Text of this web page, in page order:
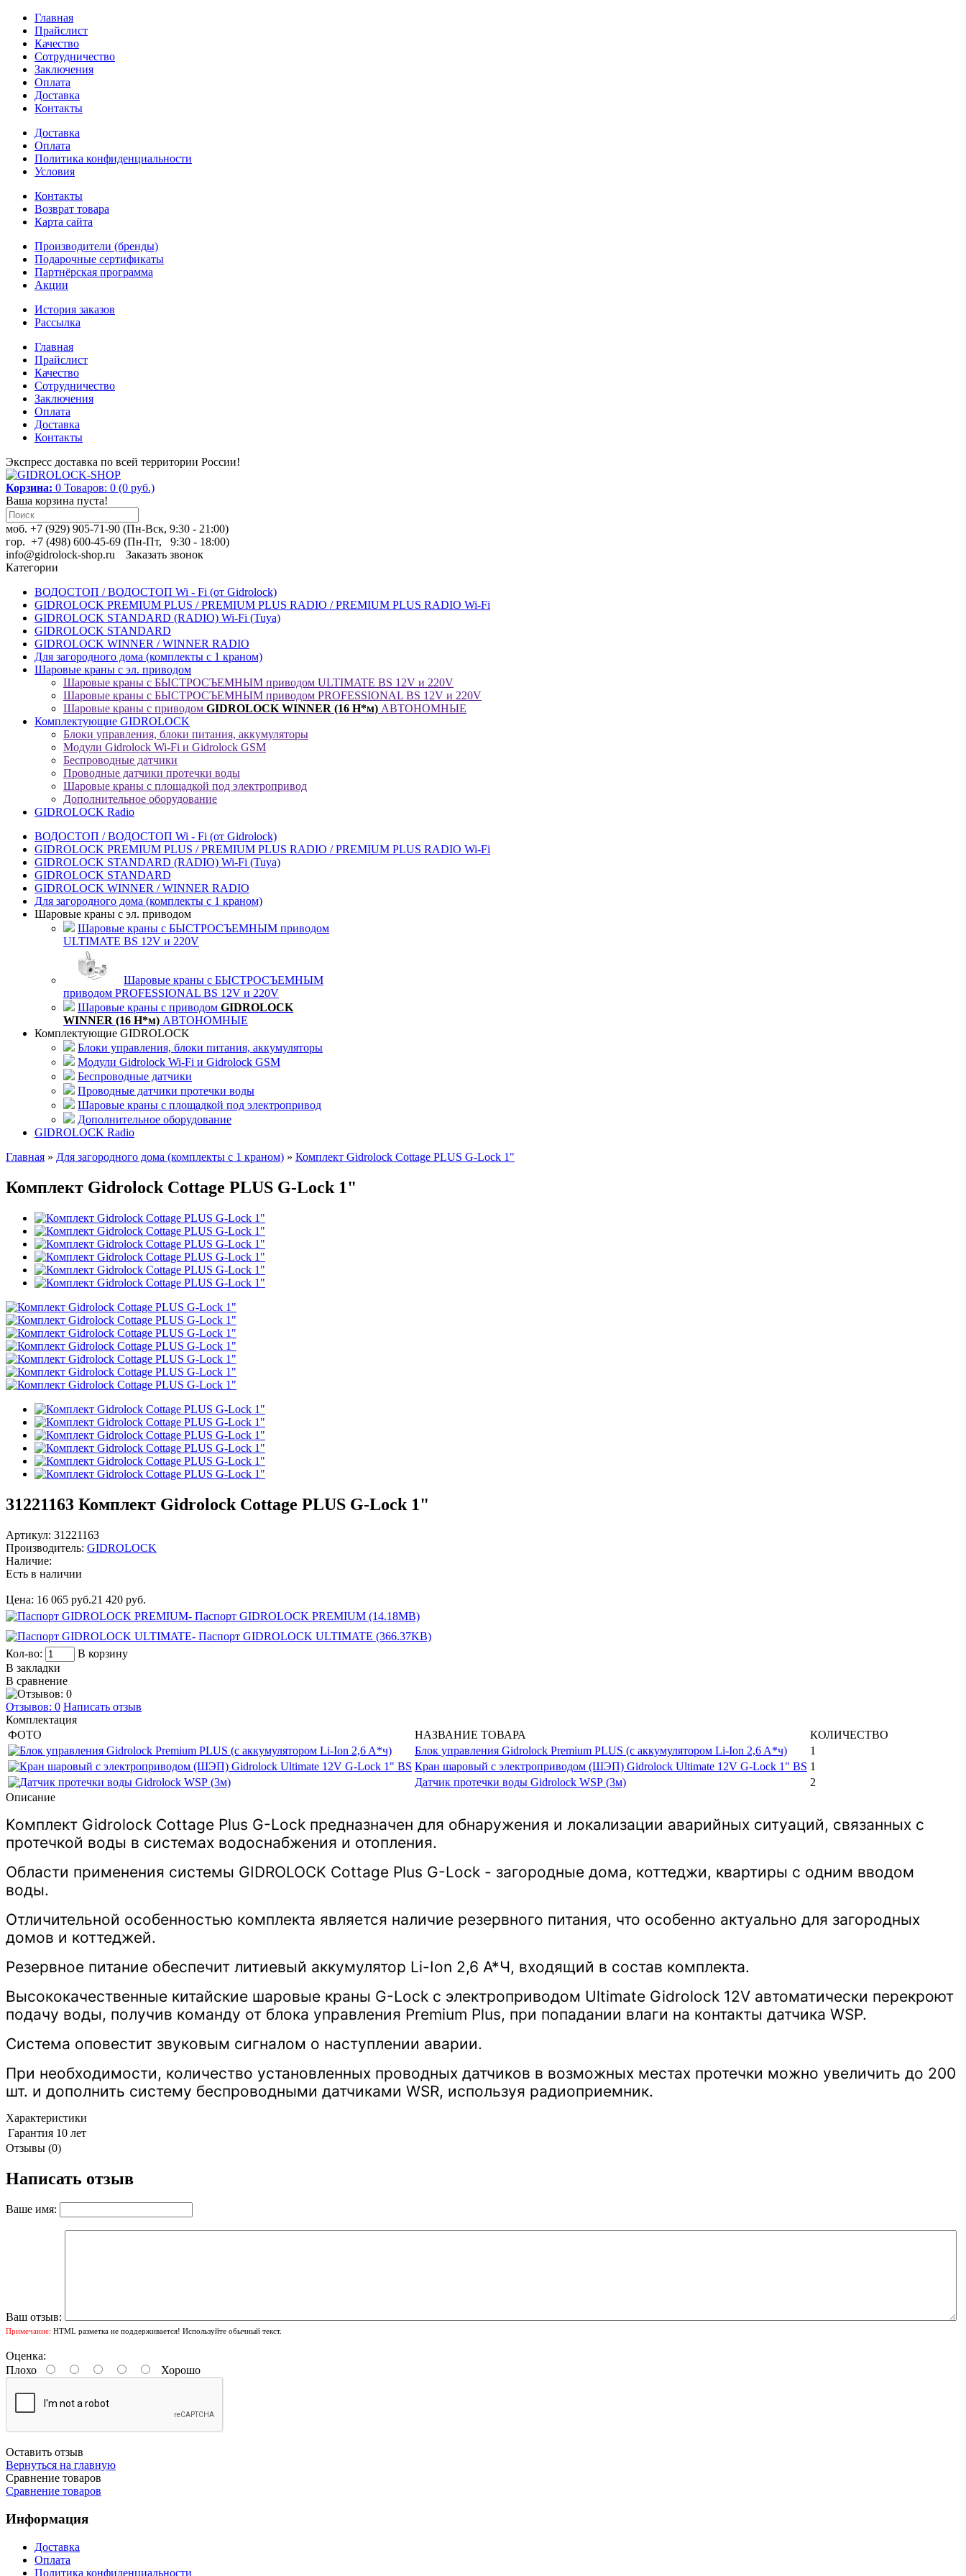
Главная
Прайслист
Качество
Сотрудничество
Заключения
Оплата
Доставка
Контакты
Доставка
Оплата
Политика конфиденциальности
Условия
Контакты
Возврат товара
Карта сайта
Производители (бренды)
Подарочные сертификаты
Партнёрская программа
Акции
История заказов
Рассылка
Главная
Прайслист
Качество
Сотрудничество
Заключения
Оплата
Доставка
Контакты
Экспресс доставка по всей территории России!
Корзина: 0 Товаров: 0 (0 руб.)
Ваша корзина пуста!
моб. +7 (929) 905-71-90 (Пн-Вск, 9:30 - 21:00)
гор. +7 (498) 600-45-69 (Пн-Пт, 9:30 - 18:00)
info@gidrolock-shop.ru
Заказать звонок
Категории
ВОДОСТОП / ВОДОСТОП Wi - Fi (от Gidrolock)
GIDROLOCK PREMIUM PLUS / PREMIUM PLUS RADIO / PREMIUM PLUS RADIO Wi-Fi
GIDROLOCK STANDARD (RADIO) Wi-Fi (Tuya)
GIDROLOCK STANDARD
GIDROLOCK WINNER / WINNER RADIO
Для загородного дома (комплекты с 1 краном)
Шаровые краны с эл. приводом
Шаровые краны с БЫСТРОСЪЕМНЫМ приводом ULTIMATE BS 12V и 220V
Шаровые краны с БЫСТРОСЪЕМНЫМ приводом PROFESSIONAL BS 12V и 220V
Шаровые краны с приводом GIDROLOCK WINNER (16 Н*м) АВТОНОМНЫЕ
Комплектующие GIDROLOCK
Блоки управления, блоки питания, аккумуляторы
Модули Gidrolock Wi-Fi и Gidrolock GSM
Беспроводные датчики
Проводные датчики протечки воды
Шаровые краны с площадкой под электропривод
Дополнительное оборудование
GIDROLOCK Radio
ВОДОСТОП / ВОДОСТОП Wi - Fi (от Gidrolock)
GIDROLOCK PREMIUM PLUS / PREMIUM PLUS RADIO / PREMIUM PLUS RADIO Wi-Fi
GIDROLOCK STANDARD (RADIO) Wi-Fi (Tuya)
GIDROLOCK STANDARD
GIDROLOCK WINNER / WINNER RADIO
Для загородного дома (комплекты с 1 краном)
Шаровые краны с эл. приводом
Шаровые краны с БЫСТРОСЪЕМНЫМ приводом
ULTIMATE BS 12V и 220V
Шаровые краны с БЫСТРОСЪЕМНЫМ
приводом PROFESSIONAL BS 12V и 220V
Шаровые краны с приводом GIDROLOCK
WINNER (16 Н*м) АВТОНОМНЫЕ
Комплектующие GIDROLOCK
Блоки управления, блоки питания, аккумуляторы
Модули Gidrolock Wi-Fi и Gidrolock GSM
Беспроводные датчики
Проводные датчики протечки воды
Шаровые краны с площадкой под электропривод
Дополнительное оборудование
GIDROLOCK Radio
Главная » Для загородного дома (комплекты с 1 краном) » Комплект Gidrоlock Cottage PLUS G-Lock 1"
Комплект Gidrоlock Cottage PLUS G-Lock 1"
31221163 Комплект Gidrоlock Cottage PLUS G-Lock 1"
Артикул: 31221163
Производитель: GIDROLOCK
Наличие:
Есть в наличии
Цена: 16 065 руб.21 420 руб.
- Паспорт GIDROLOCK PREMIUM (14.18MB)
- Паспорт GIDROLOCK ULTIMATE (366.37KB)
Кол-во:
В корзину
В закладки
В сравнение
Отзывов: 0 Написать отзыв
Комплектация
ФОТО
НАЗВАНИЕ ТОВАРА
КОЛИЧЕСТВО
Блок управления Gidrolock Premium PLUS (с аккумулятором Li-Ion 2,6 A*ч)
1
Кран шаровый с электроприводом (ШЭП) Gidrolock Ultimate 12V G-Lock 1" BS 1
Датчик протечки воды Gidrolock WSР (3м)
2
Описание
Комплект Gidrоlock Cottage Plus G-Lock предназначен для обнаружения и локализации аварийных ситуаций, связанных с
протечкой воды в системах водоснабжения и отопления.
Области применения системы GIDROLOCK Cottage Plus G-Lock - загородные дома, коттеджи, квартиры с одним вводом
воды.
Отличительной особенностью комплекта является наличие резервного питания, что особенно актуально для загородных
домов и коттеджей.
Резервное питание обеспечит литиевый аккумулятор Li-Ion 2,6 А*Ч, входящий в состав комплекта.
Высококачественные китайские шаровые краны G-Lock с электроприводом Ultimate Gidrolock 12V автоматически перекроют
подачу воды, получив команду от блока управления Premium Plus, при попадании влаги на контакты датчика WSP.
Система оповестит звуковым сигналом о наступлении аварии.
При необходимости, количество установленных проводных датчиков в возможных местах протечки можно увеличить до 200
шт. и дополнить систему беспроводными датчиками WSR, используя радиоприемник.
Характеристики
Гарантия 10 лет
Отзывы (0)
Написать отзыв
Ваше имя:
Ваш отзыв:
Примечание: HTML разметка не поддерживается! Используйте обычный текст.
Оценка:
Плохо
Хорошо
Оставить отзыв
Вернуться на главную
Сравнение товаров
Сравнение товаров
Информация
Доставка
Оплата
Политика конфиденциальности